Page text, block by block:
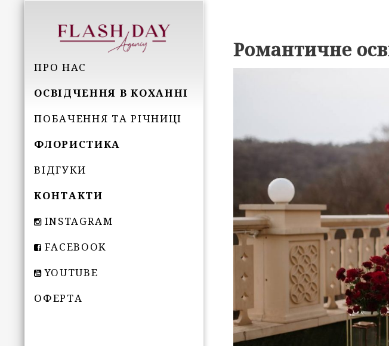
ПРО НАС
ОСВІДЧЕННЯ В КОХАННІ
ПОБАЧЕННЯ ТА РІЧНИЦІ
ФЛОРИСТИКА
ВІДГУКИ
КОНТАКТИ
INSTAGRAM
FACEBOOK
YOUTUBE
ОФЕРТА
Романтичне